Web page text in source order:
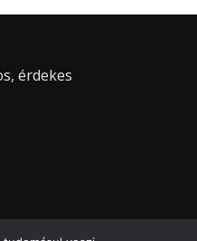
érdekes